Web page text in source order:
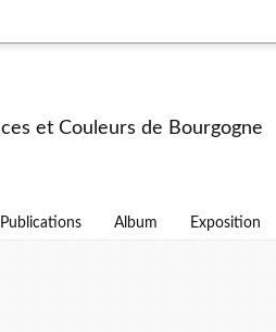
et Couleurs de Bourgogne
Publications Album Exposition